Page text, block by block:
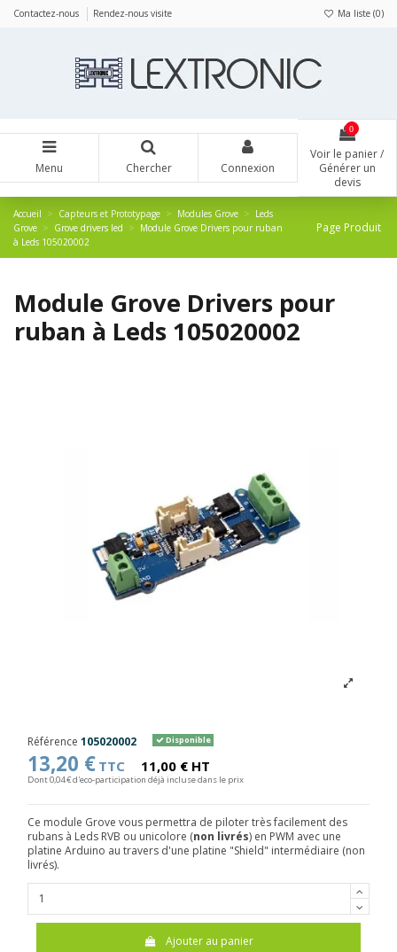
Contactez-nous Rendez-nous visite Ma liste (0)
Menu Chercher Connexion
0
Voir le panier /
Générer un
devis
Accueil Capteurs et Prototypage Modules Grove
Leds
Grove
Grove drivers led
Module Grove Drivers pour ruban
à Leds 105020002
Page Produit
Module Grove Drivers pour
ruban à Leds 105020002
Référence 105020002 Disponible
13,20 € TTC 11,00 € HT
Dont 0,04 € d'eco-participation déjà incluse dans le prix
Ce module Grove vous permettra de piloter très facilement des
rubans à Leds RVB ou unicolore (non livrés) en PWM avec une
platine Arduino au travers d'une platine "Shield" intermédiaire (non
livrés).
Ajouter au panier
Panneau de gestion des cookies